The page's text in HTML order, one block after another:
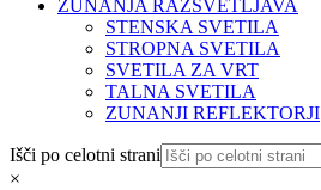
ZUNANJA RAZSVETLJAVA
STENSKA SVETILA
STROPNA SVETILA
SVETILA ZA VRT
TALNA SVETILA
ZUNANJI REFLEKTORJI
Išči po celotni strani
×